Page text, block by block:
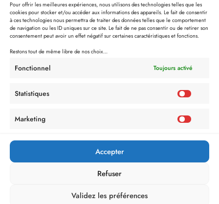
Pour offrir les meilleures expériences, nous utilisons des technologies telles que les
cookies pour stocker et/ou accéder aux informations des appareils. Le fait de consentir
à ces technologies nous permettra de traiter des données telles que le comportement
de navigation ou les ID uniques sur ce site. Le fait de ne pas consentir ou de retirer son
consentement peut avoir un effet négatif sur certaines caractéristiques et fonctions.
Restons tout de même libre de nos choix...
Fonctionnel Toujours activé
Statistiques
Marketing
Accepter
Refuser
Validez les préférences